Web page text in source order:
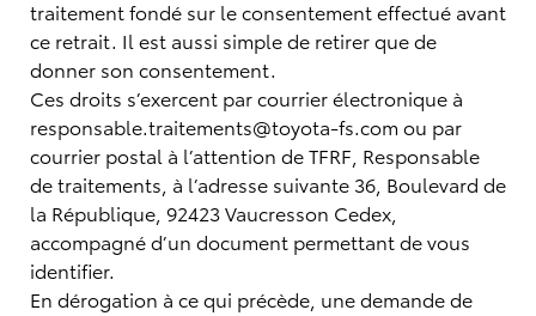
traitement fondé sur le consentement effectué avant
ce retrait. Il est aussi simple de retirer que de
donner son consentement.
Ces droits s’exercent par courrier électronique à
responsable.traitements@toyota-fs.com ou par
courrier postal à l’attention de TFRF, Responsable
de traitements, à l’adresse suivante 36, Boulevard de
la République, 92423 Vaucresson Cedex,
accompagné d’un document permettant de vous
identifier.
En dérogation à ce qui précède, une demande de